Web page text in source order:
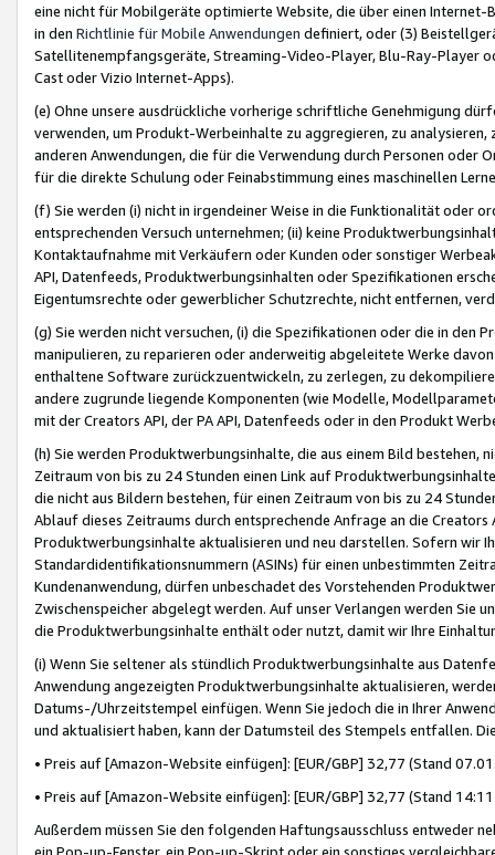
eine nicht für Mobilgeräte optimierte Website, die über einen
in den Richtlinie für Mobile Anwendungen definiert, oder (3)
Satellitenempfangsgeräte, Streaming-Video-Player, Blu-Ray-Player
Cast oder Vizio Internet-Apps).
(e) Ohne unsere ausdrückliche vorherige schriftliche Genehmigung
verwenden, um Produkt-Werbeinhalte zu aggregieren, zu
anderen Anwendungen, die für die Verwendung durch Personen
für die direkte Schulung oder Feinabstimmung eines maschinellen
(f) Sie werden (i) nicht in irgendeiner Weise in die Funktionalität oder
entsprechenden Versuch unternehmen; (ii) keine
Kontaktaufnahme mit Verkäufern oder Kunden oder sonstiger
API, Datenfeeds, Produktwerbungsinhalten oder Spezifikationen
Eigentumsrechte oder gewerblicher Schutzrechte, nicht entfernen,
(g) Sie werden nicht versuchen, (i) die Spezifikationen oder die in
manipulieren, zu reparieren oder anderweitig abgeleitete Werke
enthaltene Software zurückzuentwickeln, zu zerlegen, zu
andere zugrunde liegende Komponenten (wie Modelle,
mit der Creators API, der PA API, Datenfeeds oder in den Produkt
(h) Sie werden Produktwerbungsinhalte, die aus einem Bild bestehen,
Zeitraum von bis zu 24 Stunden einen Link auf
die nicht aus Bildern bestehen, für einen Zeitraum von bis zu 24
Ablauf dieses Zeitraums durch entsprechende Anfrage an die
Produktwerbungsinhalte aktualisieren und neu darstellen. Sofern wir
Standardidentifikationsnummern (ASINs) für einen unbestimmten
Kundenanwendung, dürfen unbeschadet des Vorstehenden
Zwischenspeicher abgelegt werden. Auf unser Verlangen werden Sie
die Produktwerbungsinhalte enthält oder nutzt, damit wir Ihre
(i) Wenn Sie seltener als stündlich Produktwerbungsinhalte aus
Anwendung angezeigten Produktwerbungsinhalte aktualisieren,
Datums-/Uhrzeitstempel einfügen. Wenn Sie jedoch die in Ihrer
und aktualisiert haben, kann der Datumsteil des Stempels entfallen.
• Preis auf [Amazon-Website einfügen]: [EUR/GBP] 32,77 (Stand
• Preis auf [Amazon-Website einfügen]: [EUR/GBP] 32,77 (Stand
Außerdem müssen Sie den folgenden Haftungsausschluss entweder
ein Pop-up-Fenster, ein Pop-up-Skript oder ein sonstiges